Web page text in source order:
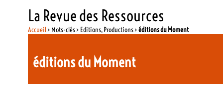
La Revue des Ressources
Accueil> Mots-clés > Editions, Productions >éditions du Moment
éditions du Moment